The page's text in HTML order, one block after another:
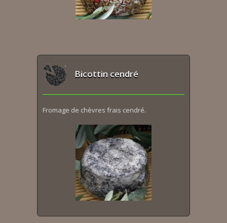
Bicottin cendré
Fromage de chèvres frais cendré.